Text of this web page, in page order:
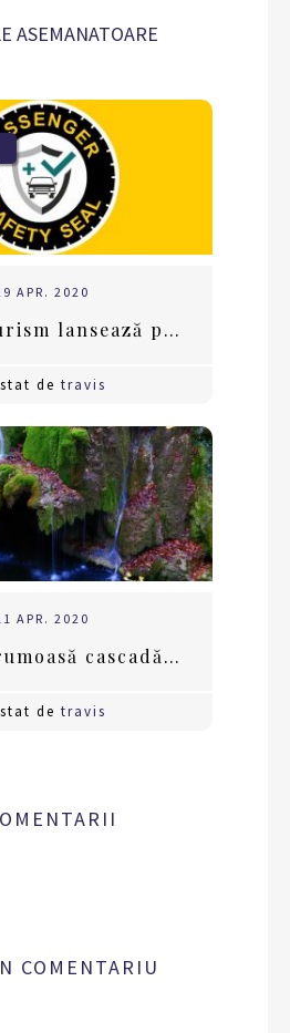
ASEMANATOARE
APR. 2020
Travis Tourism lansează primul standard de securitate a clienților de închiriere auto
de travis
APR. 2020
Cea mai frumoasă cascadă din lume desemnată în anul 2013
de travis
COMENTARIU